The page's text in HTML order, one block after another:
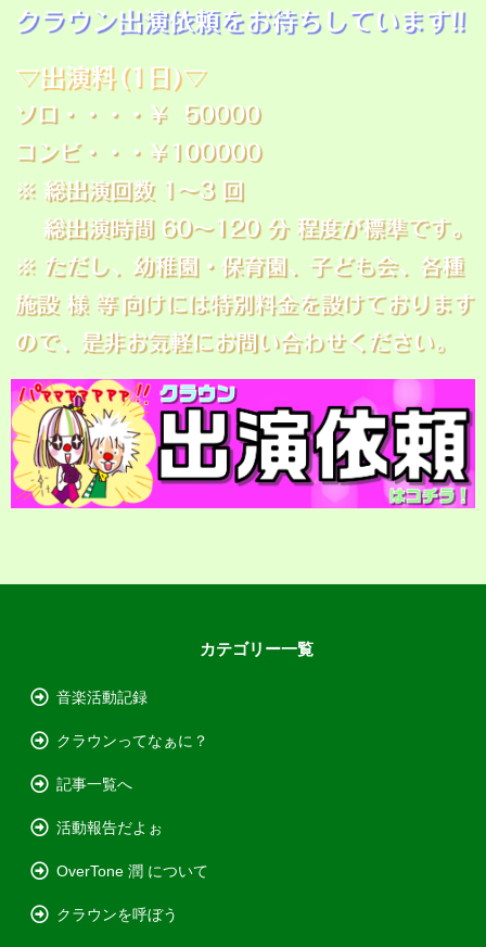
カテゴリー一覧
音楽活動記録
クラウンってなぁに？
記事一覧へ
活動報告だよぉ
OverTone 潤 について
クラウンを呼ぼう